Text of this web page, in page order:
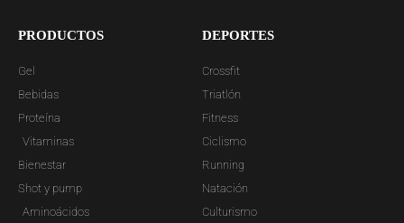
PRODUCTOS
Gel
Bebidas
Proteína
Vitaminas
Bienestar
Shot y pump
Aminoácidos
DEPORTES
Crossfit
Triatlón
Fitness
Ciclismo
Running
Natación
Culturismo